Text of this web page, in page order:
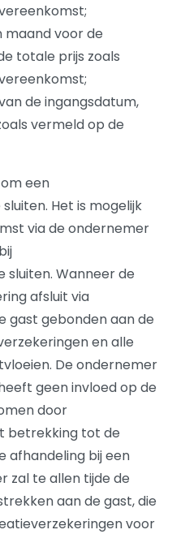
maand voor de
totale prijs zoals
de ingangsdatum,
vermeld op de
een
Het is mogelijk
via de ondernemer
sluiten. Wanneer de
afsluit via
gast gebonden aan de
en alle
De ondernemer
geen invloed op de
door
betrekking tot de
afhandeling bij een
zal te allen tijde de
aan de gast, die
voor